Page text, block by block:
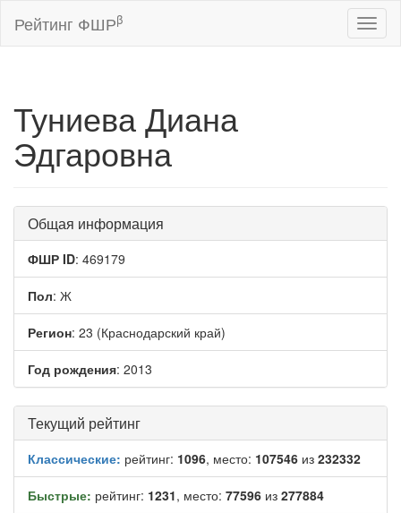
Рейтинг ФШРβ
Туниева Диана
Эдгаровна
Общая информация
ФШР ID: 469179
Пол: Ж
Регион: 23 (Краснодарский край)
Год рождения: 2013
Текущий рейтинг
Классические: рейтинг: 1096, место: 107546 из 232332
Быстрые: рейтинг: 1231, место: 77596 из 277884